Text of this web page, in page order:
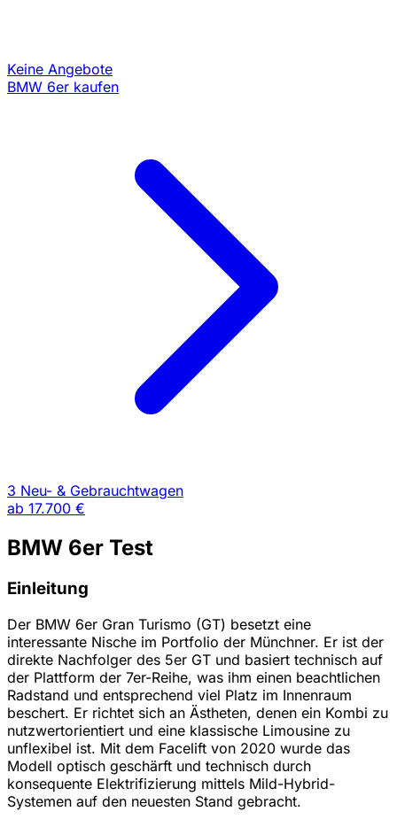
Keine Angebote
BMW 6er kaufen
3 Neu- & Gebrauchtwagen
ab 17.700 €
BMW 6er Test
Einleitung
Der BMW 6er Gran Turismo (GT) besetzt eine
interessante Nische im Portfolio der Münchner. Er ist der
direkte Nachfolger des 5er GT und basiert technisch auf
der Plattform der 7er-Reihe, was ihm einen beachtlichen
Radstand und entsprechend viel Platz im Innenraum
beschert. Er richtet sich an Ästheten, denen ein Kombi zu
nutzwertorientiert und eine klassische Limousine zu
unflexibel ist. Mit dem Facelift von 2020 wurde das
Modell optisch geschärft und technisch durch
konsequente Elektrifizierung mittels Mild-Hybrid-
Systemen auf den neuesten Stand gebracht.